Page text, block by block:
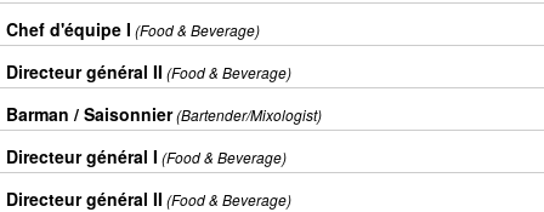
Chef d'équipe I (Food & Beverage)
Directeur général II (Food & Beverage)
Barman / Saisonnier(Bartender/Mixologist)
Directeur général I (Food & Beverage)
Directeur général II (Food & Beverage)